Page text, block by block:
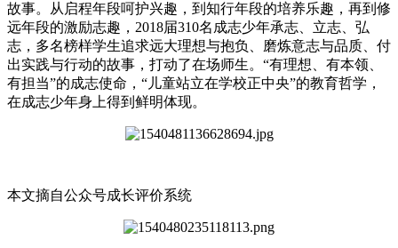
故事。从启程年段呵护兴趣，到知行年段的培养乐趣，再到修
远年段的激励志趣，2018届310名成志少年承志、立志、弘
志，多名榜样学生追求远大理想与抱负、磨炼意志与品质、付
出实践与行动的故事，打动了在场师生。“有理想、有本领、
有担当”的成志使命，“儿童站立在学校正中央”的教育哲学，
在成志少年身上得到鲜明体现。
本文摘自公众号成长评价系统